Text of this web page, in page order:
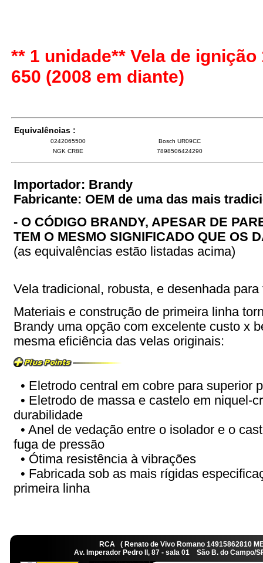
** 1 unidade** Vela de
650 (2008 em diante)
Equivalências :
0242065500
Bosch UR09CC
NGK CR8E
7898506424290
Importador: Brandy
Fabricante: OEM de uma das mais
- O CÓDIGO BRANDY, APESAR DE
TEM O MESMO SIGNIFICADO QUE OS
(as equivalências estão listadas acima)
Vela tradicional, robusta, e desenhada
Materiais e construção de primeira linha
Brandy uma opção com excelente custo x
mesma eficiência das velas originais:
• Eletrodo central em cobre para superior
• Eletrodo de massa e castelo em niquel-
durabilidade
• Anel de vedação entre o isolador e o
fuga de pressão
• Ótima resistência à vibrações
• Fabricada sob as mais rígidas
primeira linha
RCA ( Renato de Vivo Romano
Av. Imperador Pedro II, 87 - sala 01 São B. do